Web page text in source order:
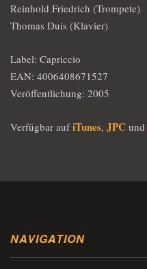
Reinhold Friedrich (Trompete)
Thomas Duis (Klavier)
Label: Capriccio
EAN: 4006408671527
Veröffentlichung: 2005
Verfügbar aufiTunes, JPC und
NAVIGATION